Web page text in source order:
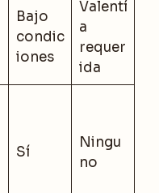
Bajo
condic
iones
Valentí
a
requer
ida
Sí
Ningu
no